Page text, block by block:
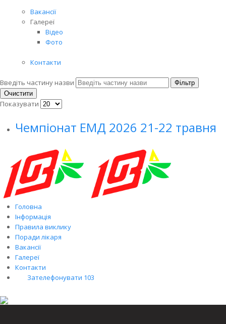
Вакансії
Галереї
Відео
Фото
Контакти
Введіть частину назви
Фільтр
Очистити
Показувати
Чемпіонат ЕМД 2026 21-22 травня
Головна
Інформація
Правила виклику
Поради лікаря
Вакансії
Галереї
Контакти
Зателефонувати 103